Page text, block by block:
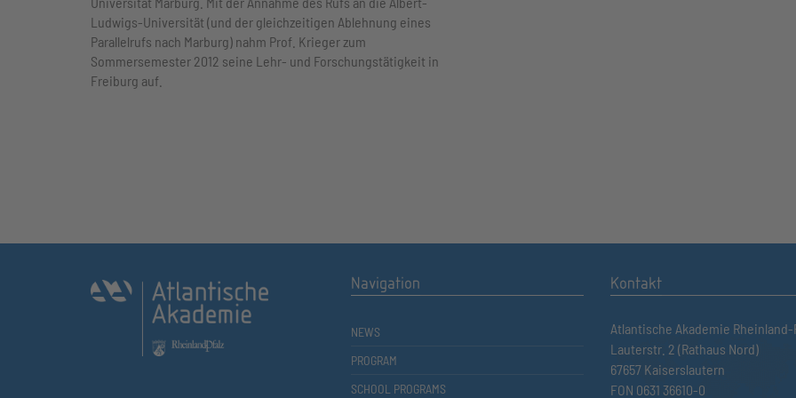
Ludwigs-Universität (und der gleichzeitigen Ablehnung eines
Parallelrufs nach Marburg) nahm Prof. Krieger zum
Sommersemester 2012 seine Lehr- und Forschungstätigkeit in
Freiburg auf.
Navigation
NEWS
PROGRAM
SCHOOL PROGRAMS
Kontakt
Atlantische Akademie Rheinland-
Lauterstr. 2 (Rathaus Nord)
67657 Kaiserslautern
FON 0631 36610-0